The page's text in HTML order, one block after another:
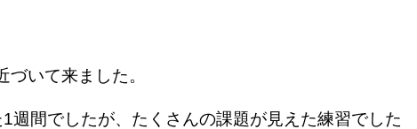
いて来ました。
間でしたが、たくさんの課題が見えた練習でした